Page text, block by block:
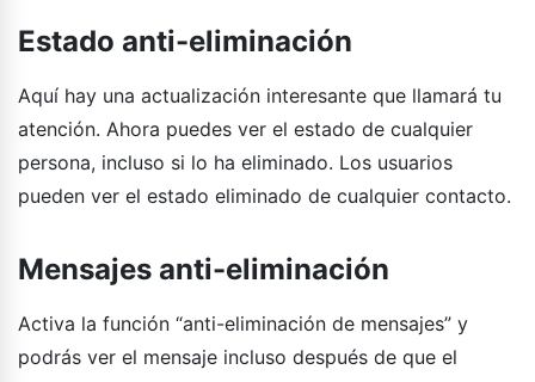
Estado anti-eliminación
Aquí hay una actualización interesante que llamará tu
atención. Ahora puedes ver el estado de cualquier
persona, incluso si lo ha eliminado. Los usuarios
pueden ver el estado eliminado de cualquier contacto.
Mensajes anti-eliminación
Activa la función “anti-eliminación de mensajes” y
podrás ver el mensaje incluso después de que el